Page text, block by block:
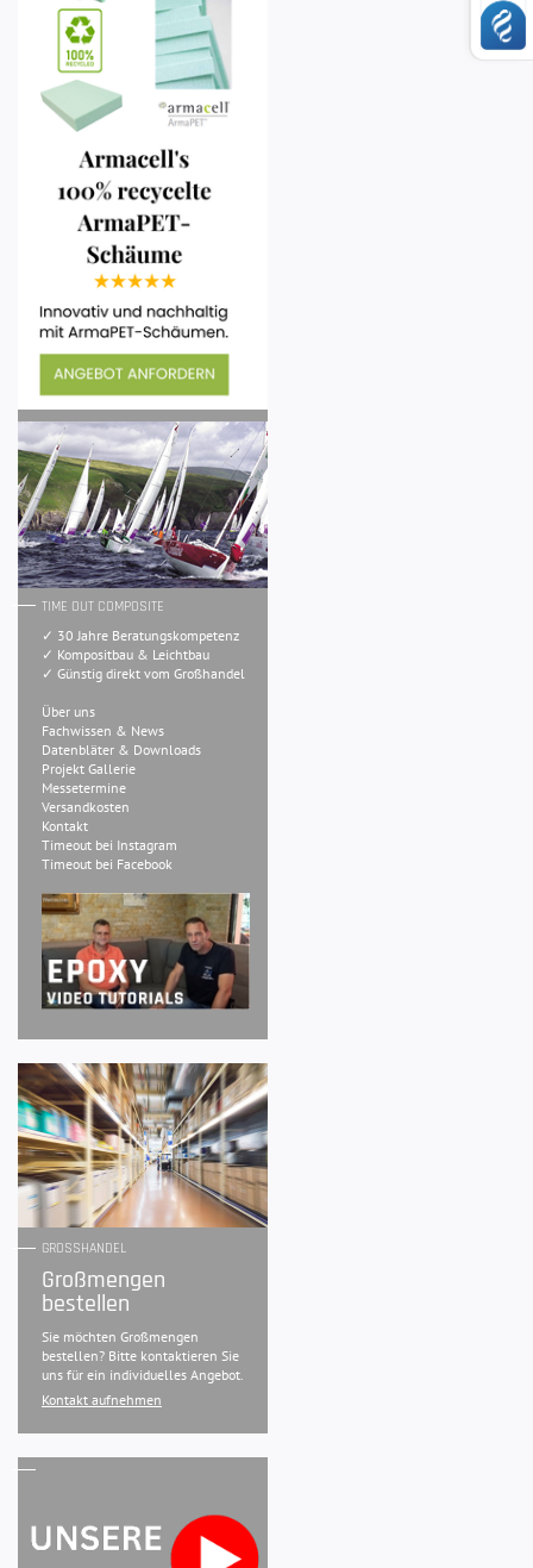
TIME OUT COMPOSITE
✓ 30 Jahre Beratungskompetenz
✓ Kompositbau & Leichtbau
✓ Günstig direkt vom Großhandel
Über uns
Fachwissen & News
Datenbläter & Downloads
Projekt Gallerie
Messetermine
Versandkosten
Kontakt
Timeout bei Instagram
Timeout bei Facebook
GROSSHANDEL
Großmengen
bestellen
Sie möchten Großmengen
bestellen? Bitte kontaktieren Sie
uns für ein individuelles Angebot.
Kontakt aufnehmen